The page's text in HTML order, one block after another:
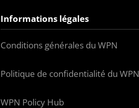
Informations légales
Conditions générales du WPN
Politique de confidentialité du WPN
WPN Policy Hub